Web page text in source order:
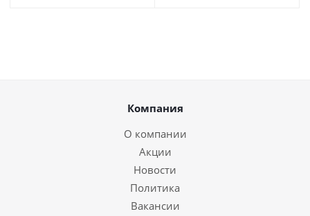
Компания
О компании
Акции
Новости
Политика
Вакансии